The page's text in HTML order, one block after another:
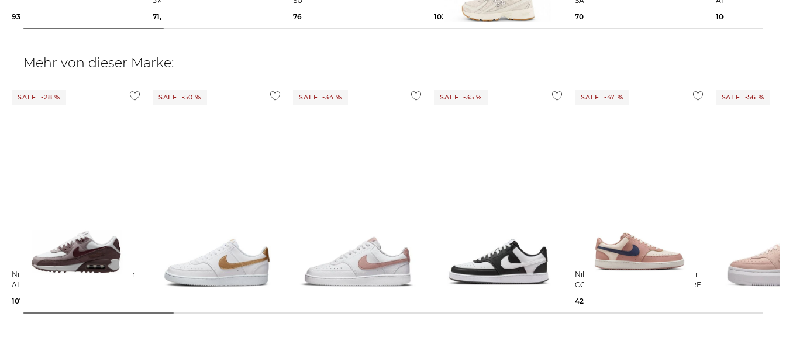
93,35 €
71,99 €
76,15 €
102,99 € 120,00 €
70,00 €
106,95 €
Mehr von dieser Marke:
SALE: -28 %
Nike Sportswear | Damen Sneaker
AIR MAX 90
107,99 €
SALE: -50 %
Nike Sportswear | Damen Sneaker
COURT VISION LOW NEXT NATURE
SALE: -34 %
Nike Sportswear | Damen Sneaker
COURT VISION LOW NEXT NATURE
SALE: -35 %
Nike Sportswear | Damen Sneaker
COURT VISION LOW NEXT NATURE
SALE: -47 %
Nike Sportswear | Damen Sneaker
COURT VISION LOW NEXT NATURE
42,65 €
SALE: -56 %
Nike Sportswear | Damen Sneaker
COURT VISION